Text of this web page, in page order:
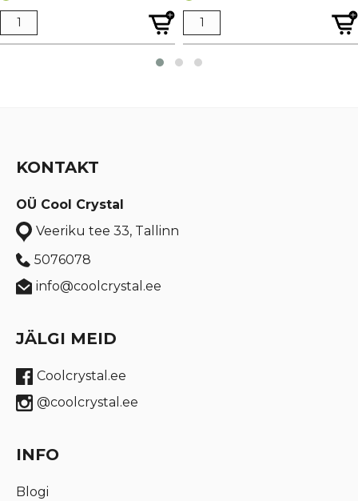
€ 3,47.
€ 2,60.
€ 0,95.
€ 0,72.
KONTAKT
OÜ Cool Crystal
Veeriku tee 33, Tallinn
5076078
info@coolcrystal.ee
JÄLGI MEID
Coolcrystal.ee
@coolcrystal.ee
INFO
Blogi